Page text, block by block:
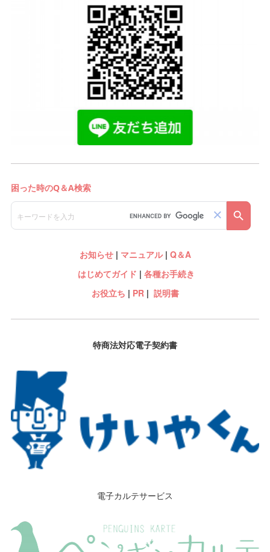
お知らせ| マニュアル| Q＆A
はじめてガイド | 各種お手続き
お役立ち | PR| 説明書
特商法対応電子契約書
電子カルテサービス